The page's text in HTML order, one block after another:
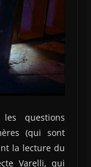
les questions
(qui sont
la lecture du
Varelli, qui